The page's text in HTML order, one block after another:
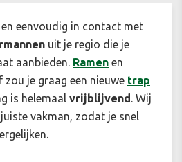
eenvoudig in contact met
uit je regio die je
aanbieden. Ramen en
zou je graag een nieuwe trap
is helemaal vrijblijvend. Wij
vakman, zodat je snel